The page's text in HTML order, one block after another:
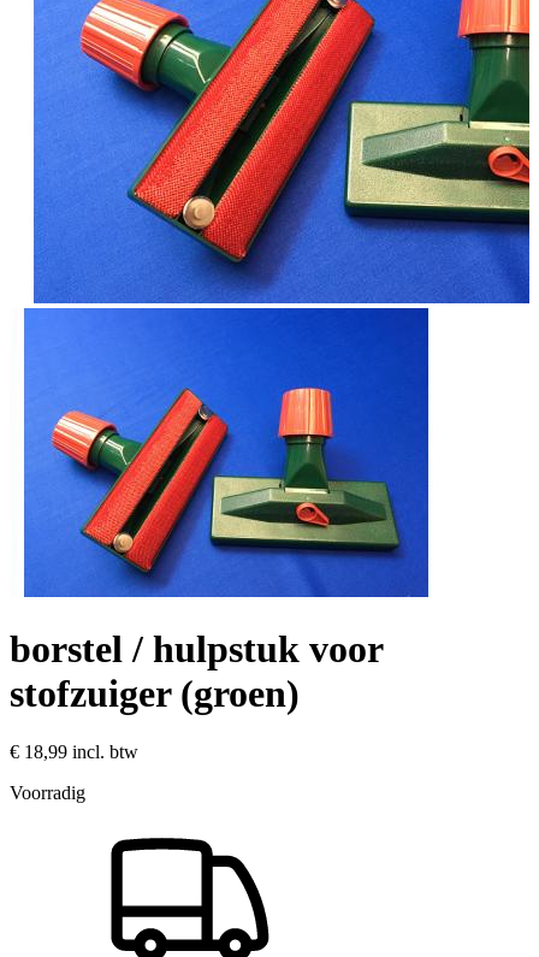
borstel / hulpstuk voor
stofzuiger (groen)
€ 18,99 incl. btw
Voorradig